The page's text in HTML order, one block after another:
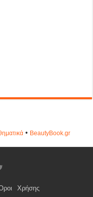
• ΒeautyΒook.gr
Χρήσης